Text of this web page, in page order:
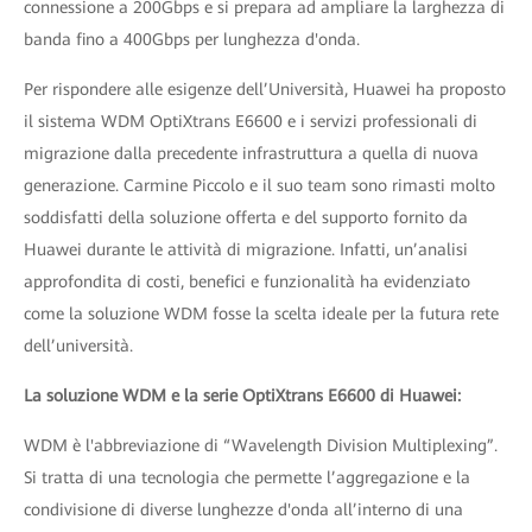
connessione a 200Gbps e si prepara ad ampliare la larghezza di
banda fino a 400Gbps per lunghezza d'onda.
Per rispondere alle esigenze dell’Università, Huawei ha proposto
il sistema WDM OptiXtrans E6600 e i servizi professionali di
migrazione dalla precedente infrastruttura a quella di nuova
generazione. Carmine Piccolo e il suo team sono rimasti molto
soddisfatti della soluzione offerta e del supporto fornito da
Huawei durante le attività di migrazione. Infatti, un’analisi
approfondita di costi, benefici e funzionalità ha evidenziato
come la soluzione WDM fosse la scelta ideale per la futura rete
dell’università.
La soluzione WDM e la serie OptiXtrans E6600 di Huawei:
WDM è l'abbreviazione di “Wavelength Division Multiplexing”.
Si tratta di una tecnologia che permette l’aggregazione e la
condivisione di diverse lunghezze d'onda all’interno di una